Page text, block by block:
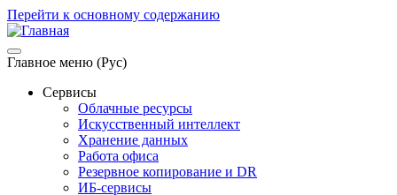
Перейти к основному содержанию
Главное меню (Рус)
Сервисы
Облачные ресурсы
Искусственный интеллект
Хранение данных
Работа офиса
Резервное копирование и DR
ИБ-сервисы